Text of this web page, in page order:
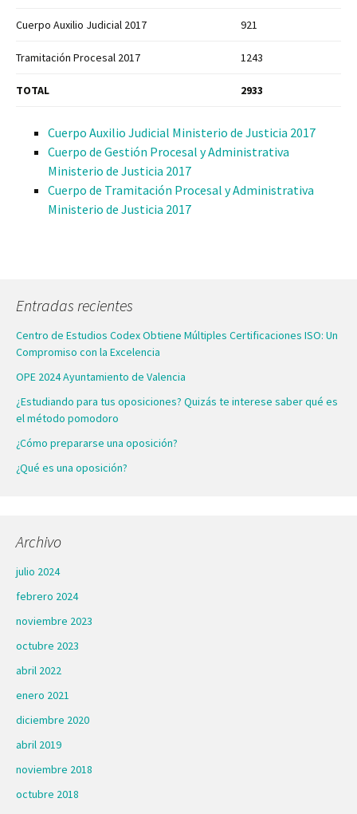
Cuerpo Auxilio Judicial 2017 921
Tramitación Procesal 2017 1243
TOTAL 2933
Cuerpo Auxilio Judicial Ministerio de Justicia 2017
Cuerpo de Gestión Procesal y Administrativa
Ministerio de Justicia 2017
Cuerpo de Tramitación Procesal y Administrativa
Ministerio de Justicia 2017
Entradas recientes
Centro de Estudios Codex Obtiene Múltiples Certificaciones ISO: Un
Compromiso con la Excelencia
OPE 2024 Ayuntamiento de Valencia
¿Estudiando para tus oposiciones? Quizás te interese saber qué es
el método pomodoro
¿Cómo prepararse una oposición?
¿Qué es una oposición?
Archivo
julio 2024
febrero 2024
noviembre 2023
octubre 2023
abril 2022
enero 2021
diciembre 2020
abril 2019
noviembre 2018
octubre 2018